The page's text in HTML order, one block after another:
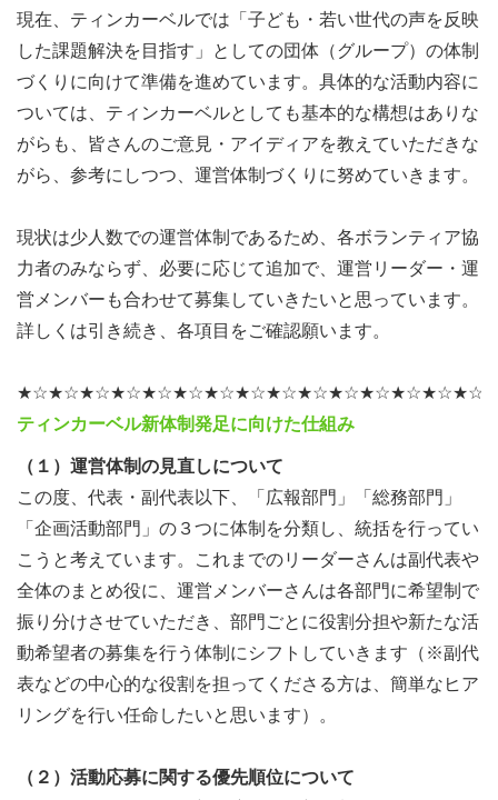
から、課題も多くあり、現在、運営体制の見直しと発展・
正常化に向けて、準備を進めています。
この分野（子ども・若い世代の課題解決）においては、い
よいよ4月1日にこども家庭庁の発足が予定され、昨年末
（12月23日）には新年度の政府予算案でも、具体的な概
方針には、「政策実現に子ども・若い世代の声を反映す
る」ことが前提として盛り込まれ、私たちが実現を目指し
てきた取り組みが、公でも展開される可能性が高まってい
ます。
子どもたち（若い世代）が意見を表明し、意思決定（様々
な課題解決の実現）に直接参加することは、子どもの権利
分に周知・尊重されているとは言えない中、2024年には
同条約の批准30周年を迎えます。
そこで、ティンカーベルでは、この「こども家庭庁」をひ
とつのターニングポイントと捉えて、2024年の同条約批
准30周年までを目標に、「子ども・若い世代の声を反映し
た課題解決の仕組み」を浸透・定着させ、誰もが当たり前
にこのプラットフォーム型コミュニティにアクセスできる
環境を整えたいと考えています。
具体的には「政策提言」と「企画実現」の２つの方法を想
現在、ティンカーベルでは「子ども・若い世代の声を反映
した課題解決を目指す」としての団体（グループ）の体制
づくりに向けて準備を進めています。具体的な活動内容に
ついては、ティンカーベルとしても基本的な構想はありな
がらも、皆さんのご意見・アイディアを教えていただきな
がら、参考にしつつ、運営体制づくりに努めていきます。
現状は少人数での運営体制であるため、各ボランティア協
力者のみならず、必要に応じて追加で、運営リーダー・運
営メンバーも合わせて募集していきたいと思っています。
詳しくは引き続き、各項目をご確認願います。
ティンカーベル新体制発足に向けた仕組み
（１）運営体制の見直しについて
この度、代表・副代表以下、「広報部門」「総務部門」
「企画活動部門」の３つに体制を分類し、統括を行ってい
こうと考えています。これまでのリーダーさんは副代表や
全体のまとめ役に、運営メンバーさんは各部門に希望制で
振り分けさせていただき、部門ごとに役割分担や新たな活
動希望者の募集を行う体制にシフトしていきます（※副代
表などの中心的な役割を担ってくださる方は、簡単なヒア
リングを行い任命したいと思います）。
（２）活動応募に関する優先順位について